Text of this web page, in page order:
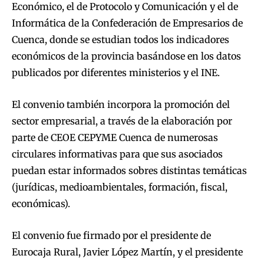
Económico, el de Protocolo y Comunicación y el de
Informática de la Confederación de Empresarios de
Cuenca, donde se estudian todos los indicadores
económicos de la provincia basándose en los datos
publicados por diferentes ministerios y el INE.
El convenio también incorpora la promoción del
sector empresarial, a través de la elaboración por
parte de CEOE CEPYME Cuenca de numerosas
circulares informativas para que sus asociados
puedan estar informados sobres distintas temáticas
(jurídicas, medioambientales, formación, fiscal,
económicas).
El convenio fue firmado por el presidente de
Eurocaja Rural, Javier López Martín, y el presidente